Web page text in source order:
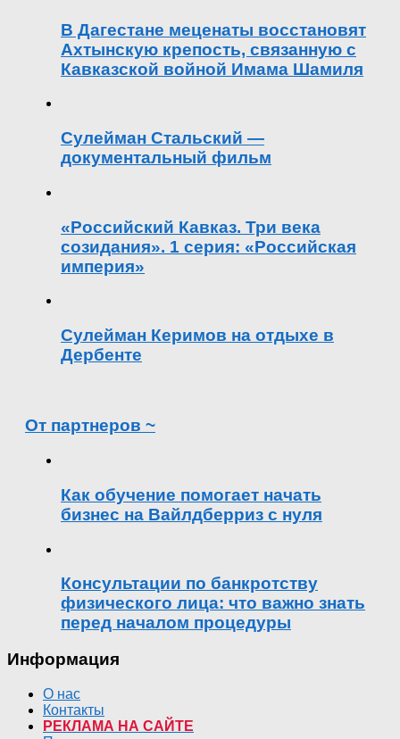
В Дагестане меценаты восстановят
Ахтынскую крепость, связанную с
Кавказской войной Имама Шамиля
Сулейман Стальский —
документальный фильм
«Российский Кавказ. Три века
созидания». 1 серия: «Российская
империя»
Сулейман Керимов на отдыхе в
Дербенте
От партнеров ~
Как обучение помогает начать
бизнес на Вайлдберриз с нуля
Консультации по банкротству
физического лица: что важно знать
перед началом процедуры
Информация
О нас
Контакты
РЕКЛАМА НА САЙТЕ